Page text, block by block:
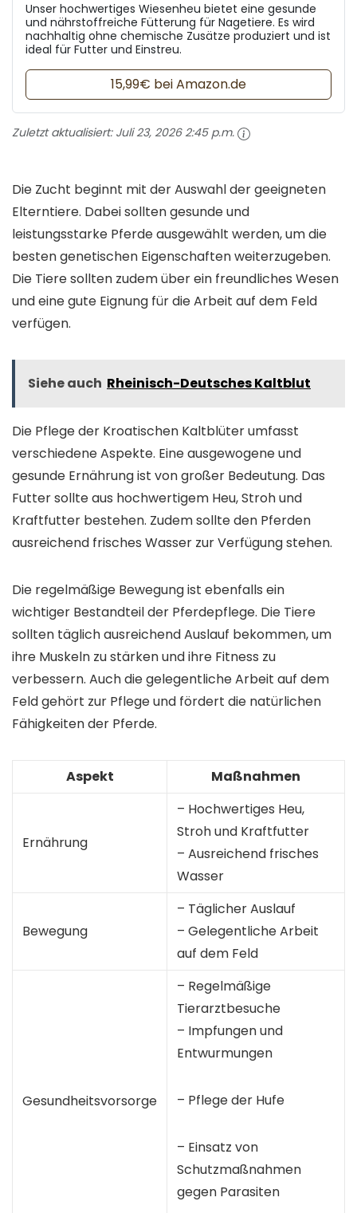
Unser hochwertiges Wiesenheu bietet eine gesunde
und nährstoffreiche Fütterung für Nagetiere. Es wird
nachhaltig ohne chemische Zusätze produziert und ist
ideal für Futter und Einstreu.
15,99€ bei Amazon.de
Zuletzt aktualisiert: Juli 23, 2026 2:45 p.m.
Die Zucht beginnt mit der Auswahl der geeigneten
Elterntiere. Dabei sollten gesunde und
leistungsstarke Pferde ausgewählt werden, um die
besten genetischen Eigenschaften weiterzugeben.
Die Tiere sollten zudem über ein freundliches Wesen
und eine gute Eignung für die Arbeit auf dem Feld
verfügen.
Siehe auch Rheinisch-Deutsches Kaltblut
Die Pflege der Kroatischen Kaltblüter umfasst
verschiedene Aspekte. Eine ausgewogene und
gesunde Ernährung ist von großer Bedeutung. Das
Futter sollte aus hochwertigem Heu, Stroh und
Kraftfutter bestehen. Zudem sollte den Pferden
ausreichend frisches Wasser zur Verfügung stehen.
Die regelmäßige Bewegung ist ebenfalls ein
wichtiger Bestandteil der Pferdepflege. Die Tiere
sollten täglich ausreichend Auslauf bekommen, um
ihre Muskeln zu stärken und ihre Fitness zu
verbessern. Auch die gelegentliche Arbeit auf dem
Feld gehört zur Pflege und fördert die natürlichen
Fähigkeiten der Pferde.
Aspekt Maßnahmen
Ernährung
– Hochwertiges Heu,
Stroh und Kraftfutter
– Ausreichend frisches
Wasser
Bewegung
– Täglicher Auslauf
– Gelegentliche Arbeit
auf dem Feld
Gesundheitsvorsorge
– Regelmäßige
Tierarztbesuche
– Impfungen und
Entwurmungen
– Pflege der Hufe
– Einsatz von
Schutzmaßnahmen
gegen Parasiten